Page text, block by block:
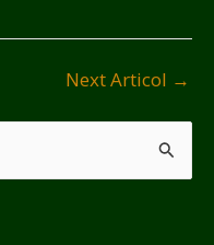
Next Articol →